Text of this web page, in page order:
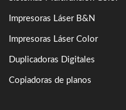
Impresoras Láser B&N
Impresoras Láser Color
Duplicadoras Digitales
Copiadoras de planos